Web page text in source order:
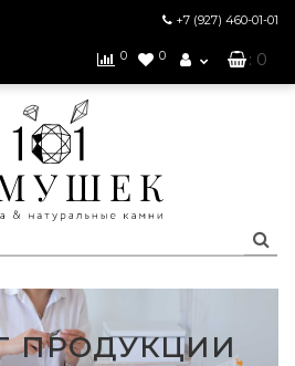
+7 (927) 460-01-01
0 0 : 0
ПРОДУКЦИИ